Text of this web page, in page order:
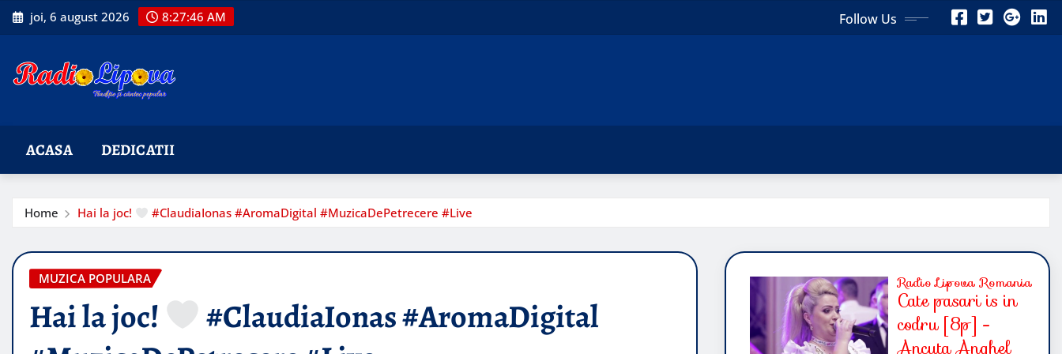
Skip
to
joi, 6 august 2026 8:27:47 AM Follow Us
ACASA DEDICATII
Home Hai la joc! #ClaudiaIonas #AromaDigital #MuzicaDePetrecere #Live
MUZICA POPULARA
Hai la joc!
#ClaudiaIonas #AromaDigital